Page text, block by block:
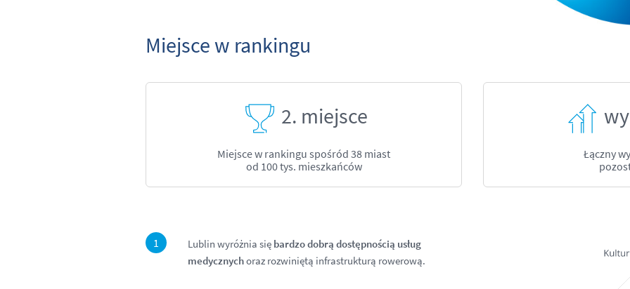
Miejsce w rankingu
2. miejsce
Miejsce w rankingu spośród 38 miast
od 100 tys. mieszkańców
Łączny
Lublin wyróżnia się bardzo dobrą dostępnością usług
medycznychoraz rozwiniętą infrastrukturą rowerową.